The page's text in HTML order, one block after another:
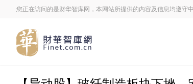
您正在访问的是财华智库网，本网站所提供的内容及信息均遵守